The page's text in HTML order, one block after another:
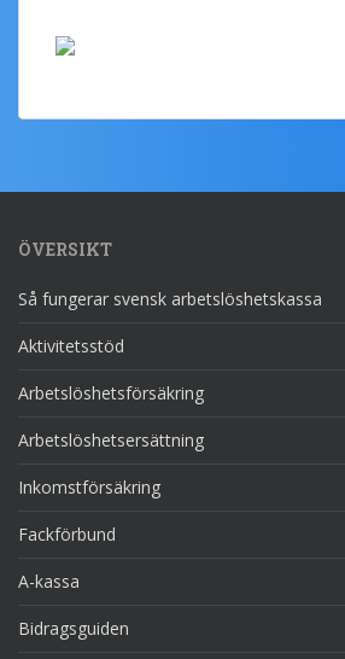
ÖVERSIKT
Så fungerar svensk arbetslöshetskassa
Aktivitetsstöd
Arbetslöshetsförsäkring
Arbetslöshetsersättning
Inkomstförsäkring
Fackförbund
A-kassa
Bidragsguiden